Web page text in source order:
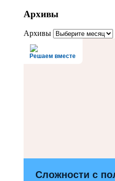
Архивы
Архивы
Решаем вместе
Сложности с